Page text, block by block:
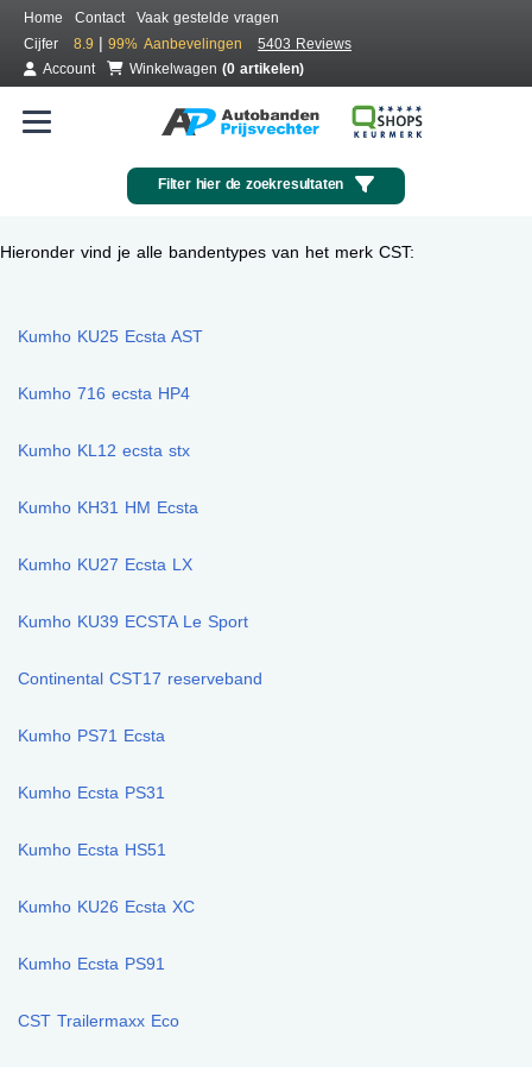
Home Contact
Vaak gestelde vragen
Cijfer
8.9 | 99% Aanbevelingen
5403 Reviews
Account
Winkelwagen (0 artikelen)
Filter hier de zoekresultaten
Hieronder vind je alle bandentypes van het merk CST:
Kumho KU25 Ecsta AST
Kumho 716 ecsta HP4
Kumho KL12 ecsta stx
Kumho KH31 HM Ecsta
Kumho KU27 Ecsta LX
Kumho KU39 ECSTA Le Sport
Continental CST17 reserveband
Kumho PS71 Ecsta
Kumho Ecsta PS31
Kumho Ecsta HS51
Kumho KU26 Ecsta XC
Kumho Ecsta PS91
CST Trailermaxx Eco